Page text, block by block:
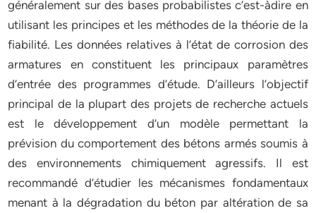
généralement sur des bases probabilistes c’est-àdire en
utilisant les principes et les méthodes de la théorie de la
fiabilité. Les données relatives à l’état de corrosion des
armatures en constituent les principaux paramètres
d’entrée des programmes d’étude. D’ailleurs l’objectif
principal de la plupart des projets de recherche actuels
est le développement d’un modèle permettant la
prévision du comportement des bétons armés soumis à
des environnements chimiquement agressifs. Il est
recommandé d’étudier les mécanismes fondamentaux
menant à la dégradation du béton par altération de sa